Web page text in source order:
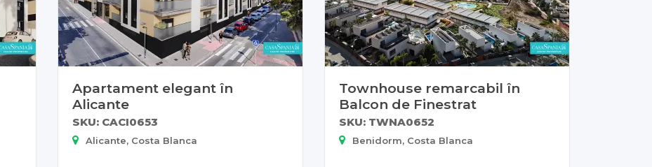
Apartament elegant în
Alicante
SKU: CACI0653
Alicante, Costa Blanca
Townhouse remarcabil în
Balcon de Finestrat
SKU: TWNA0652
Benidorm, Costa Blanca